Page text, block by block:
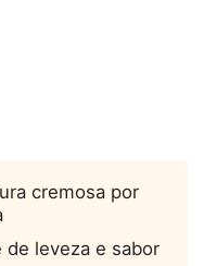
cremosa por
leveza e sabor